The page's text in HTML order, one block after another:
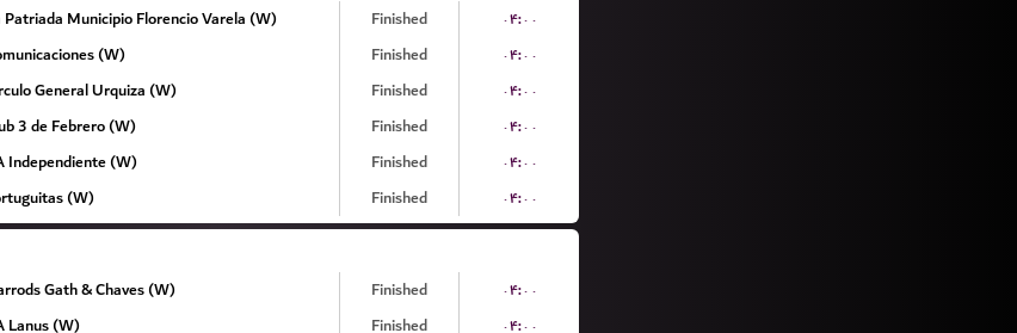
Patriada Municipio Florencio Varela (W) Finished
۰۴:۰۰
(W) Finished
۰۴:۰۰
General Urquiza (W) Finished
۰۴:۰۰
3 de Febrero (W) Finished
۰۴:۰۰
Independiente (W) Finished
۰۴:۰۰
(W) Finished ۰۴:۰۰
Gath & Chaves (W) Finished
۰۴:۰۰
Lanus (W) Finished
۰۴:۰۰